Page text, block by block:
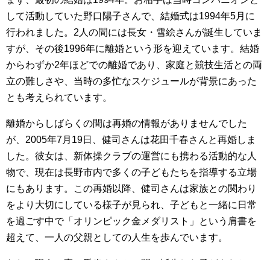
して活動していた野口陽子さんで、結婚式は1994年5月に
行われました。2人の間には長女・雪絵さんが誕生していま
すが、その後1996年に離婚という形を迎えています。結婚
からわずか2年ほどでの離婚であり、家庭と競技生活との両
立の難しさや、当時の多忙なスケジュールが背景にあった
とも考えられています。
離婚からしばらくの間は再婚の情報がありませんでした
が、2005年7月19日、健司さんは花田千春さんと再婚しま
した。彼女は、新体操クラブの運営にも携わる活動的な人
物で、現在は長野市内で多くの子どもたちを指導する立場
にもあります。この再婚以降、健司さんは家族との関わり
をより大切にしている様子が見られ、子どもと一緒に日常
を過ごす中で「オリンピック金メダリスト」という肩書を
超えて、一人の父親としての人生を歩んでいます。